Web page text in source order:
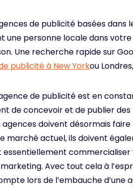
de publicité basées dans
une personne locale dans
Une recherche rapide sur
publicité à New Yorkou
de publicité est en
de concevoir et de publier
agences doivent désormais
marché actuel, ils doivent
essentiellement
Avec tout cela à
lors de l’embauche d’une